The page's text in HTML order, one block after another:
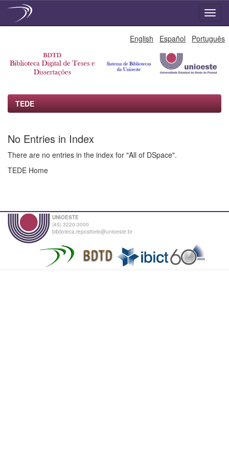
English Español Português
TEDE
No Entries in Index
There are no entries in the index for "All of DSpace".
TEDE Home
UNIOESTE
(45) 3220-3000
biblioteca.repositorio@unioeste.br